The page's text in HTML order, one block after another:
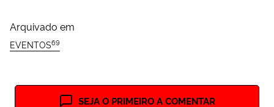
Arquivado em
EVENTOS69
SEJA O PRIMEIRO A COMENTAR